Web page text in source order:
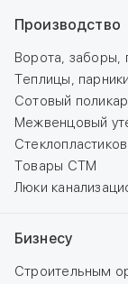
Производство
Ворота, заборы,
Теплицы, парники
Сотовый
Межвенцовый
Товары СТМ
Люки
Бизнесу
Строительным